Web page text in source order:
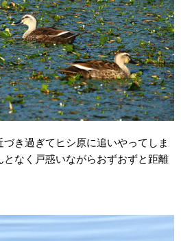
き過ぎてヒシ原に追いやってしま
となく戸惑いながらおずおずと距離